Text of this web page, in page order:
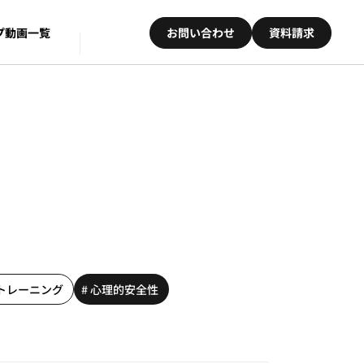
動画一覧 お問い合わせ 資料請求
レーニング # 心理的安全性